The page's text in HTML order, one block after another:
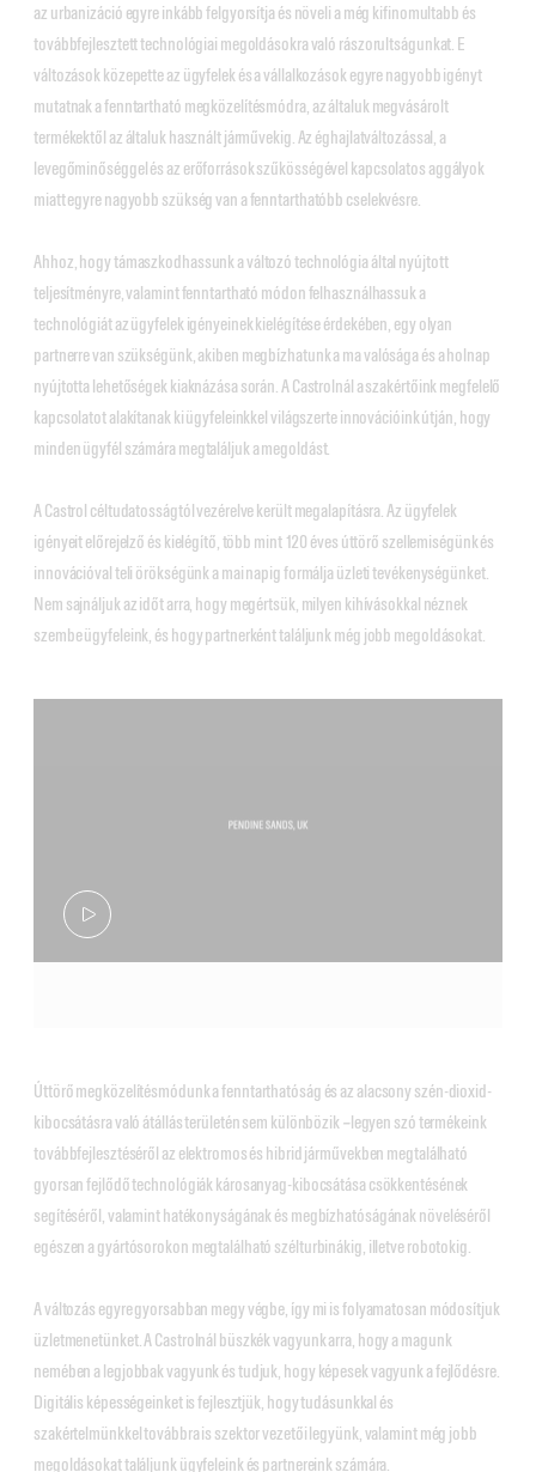
az urbanizáció egyre inkább felgyorsítja és növeli a még kifinomultabb és
továbbfejlesztett technológiai megoldásokra való rászorultságunkat. E
változások közepette az ügyfelek és a vállalkozások egyre nagyobb igényt
mutatnak a fenntartható megközelítésmódra, az általuk megvásárolt
termékektől az általuk használt járművekig. Az éghajlatváltozással, a
levegőminőséggel és az erőforrások szűkösségével kapcsolatos aggályok
miatt egyre nagyobb szükség van a fenntarthatóbb cselekvésre.
Ahhoz, hogy támaszkodhassunk a változó technológia által nyújtott
teljesítményre, valamint fenntartható módon felhasználhassuk a
technológiát az ügyfelek igényeinek kielégítése érdekében, egy olyan
partnerre van szükségünk, akiben megbízhatunk a ma valósága és a holnap
nyújtotta lehetőségek kiaknázása során. A Castrolnál a szakértőink megfelelő
kapcsolatot alakítanak ki ügyfeleinkkel világszerte innovációink útján, hogy
minden ügyfél számára megtaláljuk a megoldást.
A Castrol céltudatosságtól vezérelve került megalapításra. Az ügyfelek
igényeit előrejelző és kielégítő, több mint 120 éves úttörő szellemiségünk és
innovációval teli örökségünk a mai napig formálja üzleti tevékenységünket.
Nem sajnáljuk az időt arra, hogy megértsük, milyen kihívásokkal néznek
szembe ügyfeleink, és hogy partnerként találjunk még jobb megoldásokat.
Úttörő megközelítésmódunk a fenntarthatóság és az alacsony szén-dioxid-
kibocsátásra való átállás területén sem különbözik –legyen szó termékeink
továbbfejlesztéséről az elektromos és hibrid járművekben megtalálható
gyorsan fejlődő technológiák károsanyag-kibocsátása csökkentésének
segítéséről, valamint hatékonyságának és megbízhatóságának növeléséről
egészen a gyártósorokon megtalálható szélturbinákig, illetve robotokig.
A változás egyre gyorsabban megy végbe, így mi is folyamatosan módosítjuk
üzletmenetünket. A Castrolnál büszkék vagyunk arra, hogy a magunk
nemében a legjobbak vagyunk és tudjuk, hogy képesek vagyunk a fejlődésre.
Digitális képességeinket is fejlesztjük, hogy tudásunkkal és
szakértelmünkkel továbbra is szektor vezetői legyünk, valamint még jobb
megoldásokat találjunk ügyfeleink és partnereink számára.